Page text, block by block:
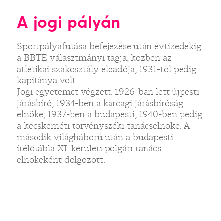
A jogi pályán
Sportpályafutása befejezése után évtizedekig
a BBTE választmányi tagja, közben az
atlétikai szakosztály előadója, 1931-től pedig
kapitánya volt.
Jogi egyetemet végzett. 1926-ban lett újpesti
járásbíró, 1934-ben a karcagi járásbíróság
elnöke, 1937-ben a budapesti, 1940-ben pedig
a kecskeméti törvényszéki tanácselnöke. A
második világháború után a budapesti
ítélőtábla XI. kerületi polgári tanács
elnökeként dolgozott.